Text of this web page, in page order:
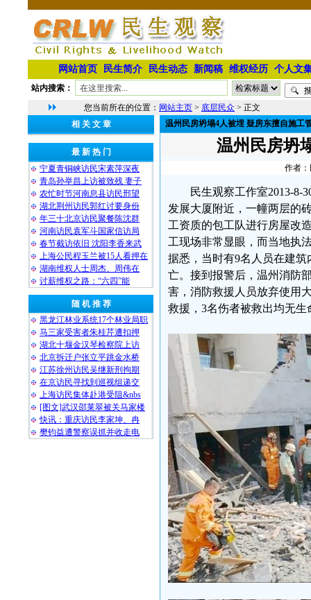
网站首页 民生简介 民生动态 新闻稿 维权经历 个人文
站内搜索：
您当前所在的位置： 网站主页 > 底层民众 > 正文
相 关 文 章
最 新 热 门
宁夏青铜峡访民宋素萍深夜
青岛孙举昌上访被致残 妻子
农忙时节河南息县访民邢望
湖北荆州访民郭红讨要身份
年三十北京访民聚餐陈沈群
河南访民袁军斗国家信访局
春节截访依旧 沈阳李香来武
上海公民程玉兰被15人看押在
湖南维权人士周杰、周伟在
讨薪维权之路：“六四”能
随 机 推 荐
黑龙江林业系统17个林业局职
马三家受害者朱桂芹遭扣押
湖北十堰金汉琴检察院上访
北京拆迁户张立平跳金水桥
江苏徐州访民吴继新刑拘期
在京访民寻找到巡视组递交
上海访民集体赴港受阻&nbs
[图文]武汉邵莱翠被关马家楼
快讯：重庆访民李家坤、冉
樊钧益遭警察误抓并收走电
温州民房坍塌4人被埋 疑房东擅自施工
温州民房坍
作者：
民生观察工作室2013-8-
发展大厦附近，一幢两层的
工资质的包工队进行房屋改
工现场非常显眼，而当地执
据悉，当时有9名人员在建
亡。接到报警后，温州消防
害，消防救援人员放弃使用
救援，3名伤者被救出均无